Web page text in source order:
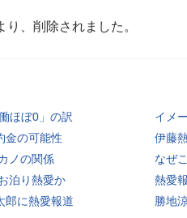
、削除されました。
ほぼ0」の訳
イメ
金の可能性
伊藤
ノの関係
なぜ
泊り熱愛か
熱愛
に熱愛報道
勝地